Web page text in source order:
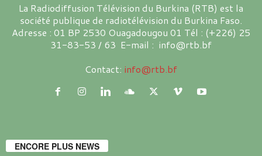
La Radiodiffusion Télévision du Burkina (RTB) est la
société publique de radiotélévision du Burkina Faso.
Adresse : 01 BP 2530 Ouagadougou 01 Tél : (+226) 25
31-83-53 / 63 E-mail : info@rtb.bf
Contact: info@rtb.bf
ENCORE PLUS NEWS